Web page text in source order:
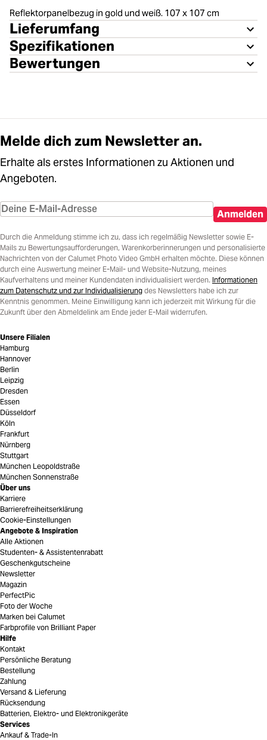
Reflektorpanelbezug in gold und weiß. 107 x 107 cm
Lieferumfang
Spezifikationen
Bewertungen
Melde dich zum Newsletter an.
Erhalte als erstes Informationen zu Aktionen und
Angeboten.
Anmelden
Durch die Anmeldung stimme ich zu, dass ich regelmäßig Newsletter sowie E-
Mails zu Bewertungsaufforderungen, Warenkorberinnerungen und personalisierte
Nachrichten von der Calumet Photo Video GmbH erhalten möchte. Diese können
durch eine Auswertung meiner E-Mail- und Website-Nutzung, meines
Kaufverhaltens und meiner Kundendaten individualisiert werden. Informationen
zum Datenschutz und zur Individualisierung des Newsletters habe ich zur
Kenntnis genommen. Meine Einwilligung kann ich jederzeit mit Wirkung für die
Zukunft über den Abmeldelink am Ende jeder E-Mail widerrufen.
Unsere Filialen
Hamburg
Hannover
Berlin
Leipzig
Dresden
Essen
Düsseldorf
Köln
Frankfurt
Nürnberg
Stuttgart
München Leopoldstraße
München Sonnenstraße
Über uns
Karriere
Barrierefreiheitserklärung
Cookie-Einstellungen
Angebote & Inspiration
Alle Aktionen
Studenten- & Assistentenrabatt
Geschenkgutscheine
Newsletter
Magazin
PerfectPic
Foto der Woche
Marken bei Calumet
Farbprofile von Brilliant Paper
Hilfe
Kontakt
Persönliche Beratung
Bestellung
Zahlung
Versand & Lieferung
Rücksendung
Batterien, Elektro- und Elektronikgeräte
Services
Ankauf & Trade-In